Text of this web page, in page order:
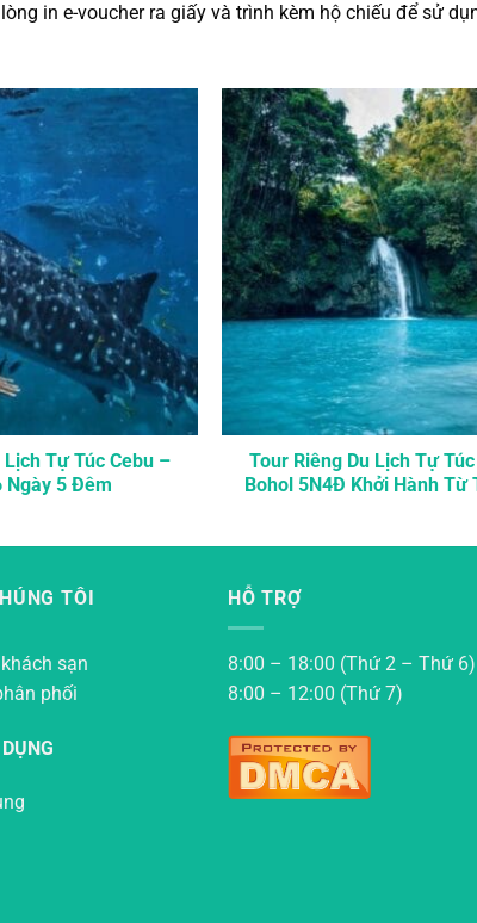
in e-voucher ra giấy và trình kèm hộ chiếu để sử
Lịch Tự Túc Cebu –
Ngày 5 Đêm
Tour Riêng Du Lịch Tự
Bohol 5N4Đ Khởi Hành Từ
TÔI
sạn
phối
HỖ TRỢ
8:00 – 18:00 (Thứ 2 – Thứ 6)
8:00 – 12:00 (Thứ 7)